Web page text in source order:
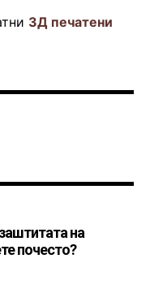
3Д печатени
на
почесто?